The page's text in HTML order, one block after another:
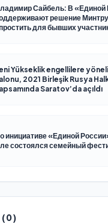
Сайбель: В «Единой
решение
для бывших
Yükseklik engellilere
2021 Birleşik Rusya
Saratov’da açıldı
инициативе «Единой
состоялся семейный
(0)